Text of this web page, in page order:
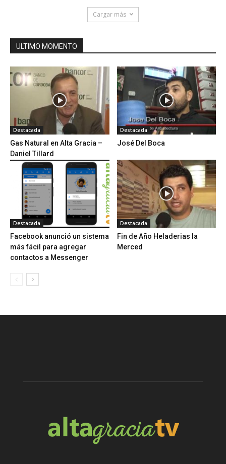
Cargar más
ULTIMO MOMENTO
Destacada
Gas Natural en Alta Gracia –
Daniel Tillard
Destacada
José Del Boca
Destacada
Facebook anunció un sistema
más fácil para agregar
contactos a Messenger
Destacada
Fin de Año Heladerias la
Merced